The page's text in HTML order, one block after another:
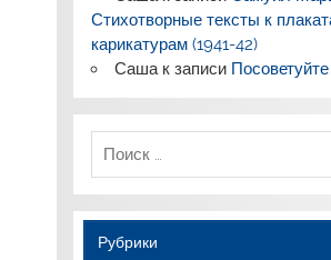
Стихотворные тексты к
карикатурам (1941-42)
Сашак записи Посоветуйте
Рубрики